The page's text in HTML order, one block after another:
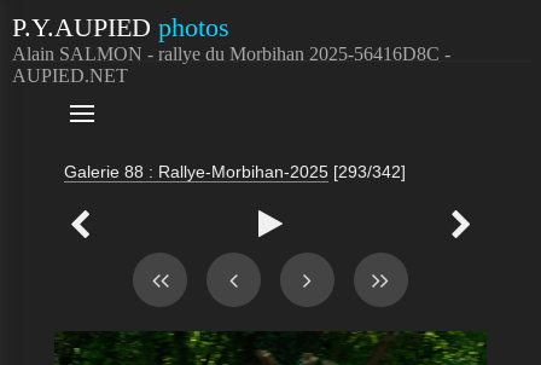
P.Y.AUPIED photos
Alain SALMON - rallye du Morbihan 2025-56416D8C -
AUPIED.NET

Galerie 88 : Rallye-Morbihan-2025 [293/342]
  